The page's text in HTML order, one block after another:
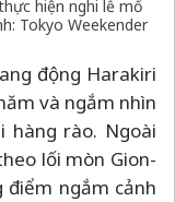
hiện nghi lễ mổ
Tokyo Weekender
động Harakiri
và ngắm nhìn
hàng rào. Ngoài
lối mòn Gion-
ngắm cảnh